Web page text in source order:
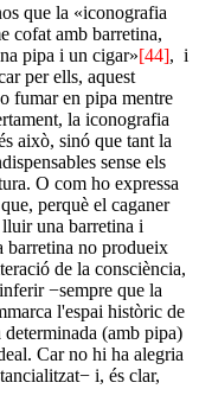
que la «iconografia
cofat amb barretina,
pipa i un cigar»[44], i
per ells, aquest
fumar en pipa mentre
la iconografia
això, sinó que tant la
sense els
O com ho expressa
perquè el caganer
una barretina i
no produeix
de la consciència,
−sempre que la
l'espai històric de
(amb pipa)
Car no hi ha alegria
i, és clar,